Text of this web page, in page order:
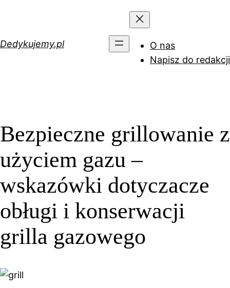
Dedykujemy.pl
O nas
Napisz do redakcji
Bezpieczne grillowanie z
użyciem gazu –
wskazówki dotyczacze
obługi i konserwacji
grilla gazowego